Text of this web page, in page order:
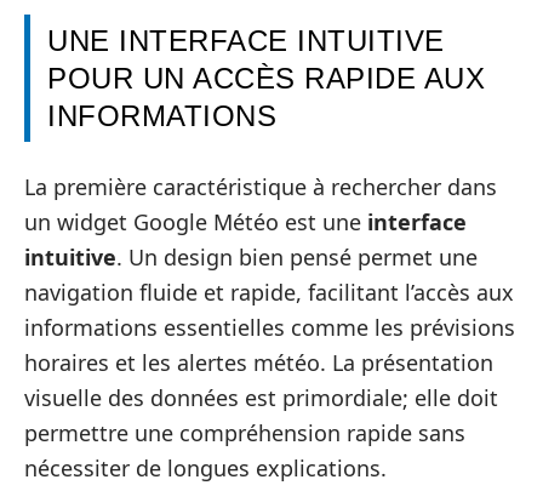
UNE INTERFACE INTUITIVE
POUR UN ACCÈS RAPIDE AUX
INFORMATIONS
La première caractéristique à rechercher dans
un widget Google Météo est une interface
intuitive. Un design bien pensé permet une
navigation fluide et rapide, facilitant l’accès aux
informations essentielles comme les prévisions
horaires et les alertes météo. La présentation
visuelle des données est primordiale; elle doit
permettre une compréhension rapide sans
nécessiter de longues explications.